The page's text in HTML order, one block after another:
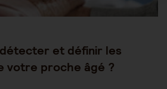
et définir les
votre proche âgé ?